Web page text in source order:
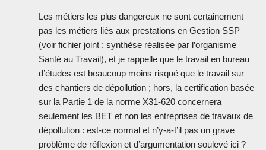
Les métiers les plus dangereux ne sont certainement
pas les métiers liés aux prestations en Gestion SSP
(voir fichier joint : synthèse réalisée par l’organisme
Santé au Travail), et je rappelle que le travail en bureau
d’études est beaucoup moins risqué que le travail sur
des chantiers de dépollution ; hors, la certification basée
sur la Partie 1 de la norme X31-620 concernera
seulement les BET et non les entreprises de travaux de
dépollution : est-ce normal et n’y-a-t’il pas un grave
problème de réflexion et d’argumentation soulevé ici ?